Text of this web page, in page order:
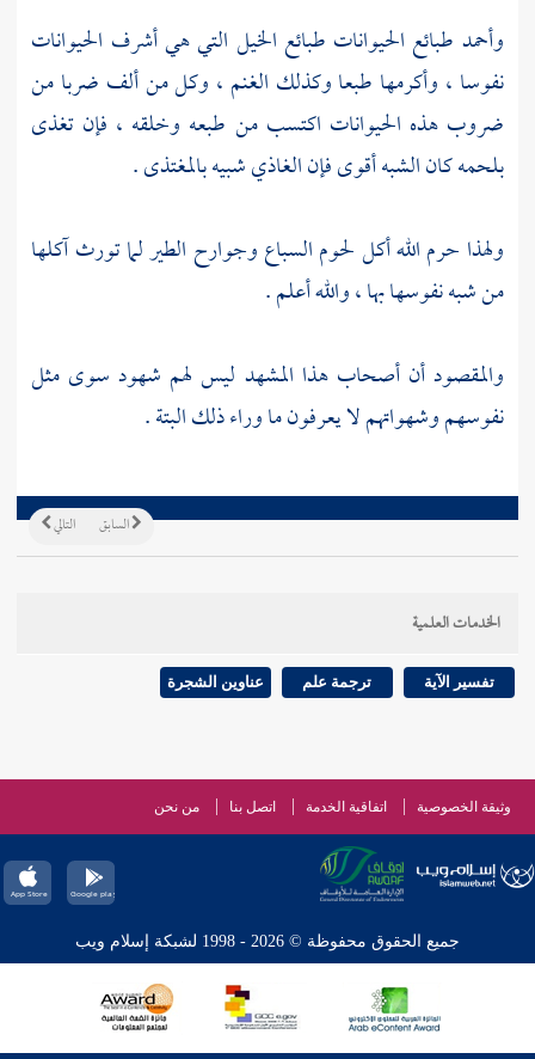
وأحمد طبائع الحيوانات طبائع الخيل التي هي أشرف الحيوانات
نفوسا ، وأكرمها طبعا وكذلك الغنم ، وكل من ألف ضربا من
ضروب هذه الحيوانات اكتسب من طبعه وخلقه ، فإن تغذى
بلحمه كان الشبه أقوى فإن الغاذي شبيه بالمغتذى .
ولهذا حرم الله أكل لحوم السباع وجوارح الطير لما تورث آكلها
من شبه نفوسها بها ، والله أعلم .
والمقصود أن أصحاب هذا المشهد ليس لهم شهود سوى مثل
نفوسهم وشهواتهم لا يعرفون ما وراء ذلك البتة .
التالي السابق
الخدمات العلمية
تفسير الآية ترجمة علم عناوين الشجرة
وثيقة الخصوصية اتفاقية الخدمة اتصل بنا من نحن
جميع الحقوق محفوظة © 2026 - 1998 لشبكة إسلام ويب